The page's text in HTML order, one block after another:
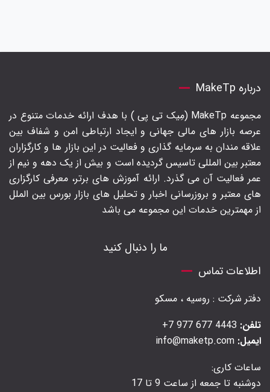
درباره MakeTp
مجموعه MakeTp (مِیک تی پی ) با هدف ارائه خدمات متنوع در
عرصه بازار های مالی جهانی و ایجاد ارتباطی امن و شفاف بین
علاقه مندان به سرمایه گذاری و فعالیت در این بازار ها و کارگزاران
معتبر بین المللی تاسیس گردیده است و بیش از یک دهه و نیم از
عمر فعالیت آن می گذرد. ارائه آموزش های برتر‍، معرفی کارگزاری
های معتبر و بروزرسانی اخبار و تحلیل های بازار بورس بین الملل
از مهمترین خدمات این مجموعه می باشد
ما را دنبال کنید
اطلاعات تماس
دفتر شرکت : روسیه ، مسکو
تلفن:
ایمیل:
ساعات کاری:
دوشنبه تا جمعه از ساعت 9 تا 17